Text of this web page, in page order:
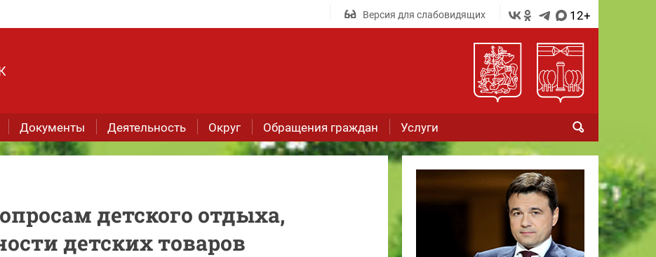
Версия для слабовидящих 12+
Документы Деятельность Округ Обращения граждан Услуги
детского отдыха,
детских товаров